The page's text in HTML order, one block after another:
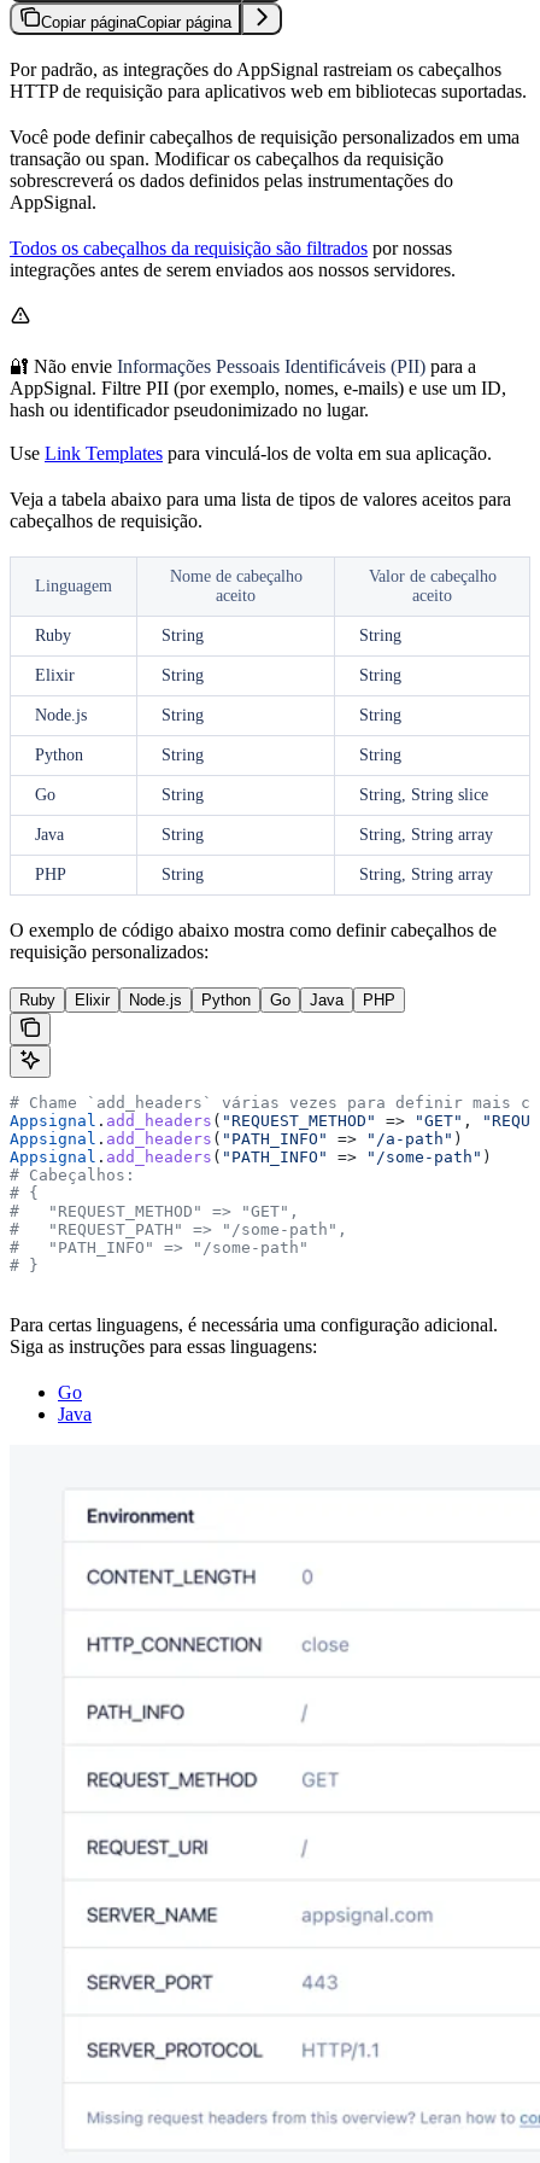
Copiar páginaCopiar página
Por padrão, as integrações do AppSignal rastreiam os cabeçalhos
HTTP de requisição para aplicativos web em bibliotecas suportadas.
Você pode definir cabeçalhos de requisição personalizados em uma
transação ou span. Modificar os cabeçalhos da requisição
sobrescreverá os dados definidos pelas instrumentações do
AppSignal.
Todos os cabeçalhos da requisição são filtrados por nossas
integrações antes de serem enviados aos nossos servidores.
🔐 Não envie Informações Pessoais Identificáveis (PII) para a
AppSignal. Filtre PII (por exemplo, nomes, e-mails) e use um ID,
hash ou identificador pseudonimizado no lugar.
Use Link Templates para vinculá-los de volta em sua aplicação.
Veja a tabela abaixo para uma lista de tipos de valores aceitos para
cabeçalhos de requisição.
Linguagem
Nome de cabeçalho
aceito
Valor de cabeçalho
aceito
Ruby String String
Elixir String String
Node.js String String
Python String String
Go String String, String slice
Java String String, String array
PHP String String, String array
O exemplo de código abaixo mostra como definir cabeçalhos de
requisição personalizados:
Ruby Elixir Node.js Python Go Java PHP
# Chame `add_headers` várias vezes para definir mais
Appsignal . add_headers ( "REQUEST_METHOD" => "GET" ,
Appsignal . add_headers ( "PATH_INFO" => "/a-path" )
Appsignal . add_headers ( "PATH_INFO" => "/some-path" )
# Cabeçalhos:
# {
#   "REQUEST_METHOD" => "GET",
#   "REQUEST_PATH" => "/some-path",
#   "PATH_INFO" => "/some-path"
# }
Para certas linguagens, é necessária uma configuração adicional.
Siga as instruções para essas linguagens:
Go
Java